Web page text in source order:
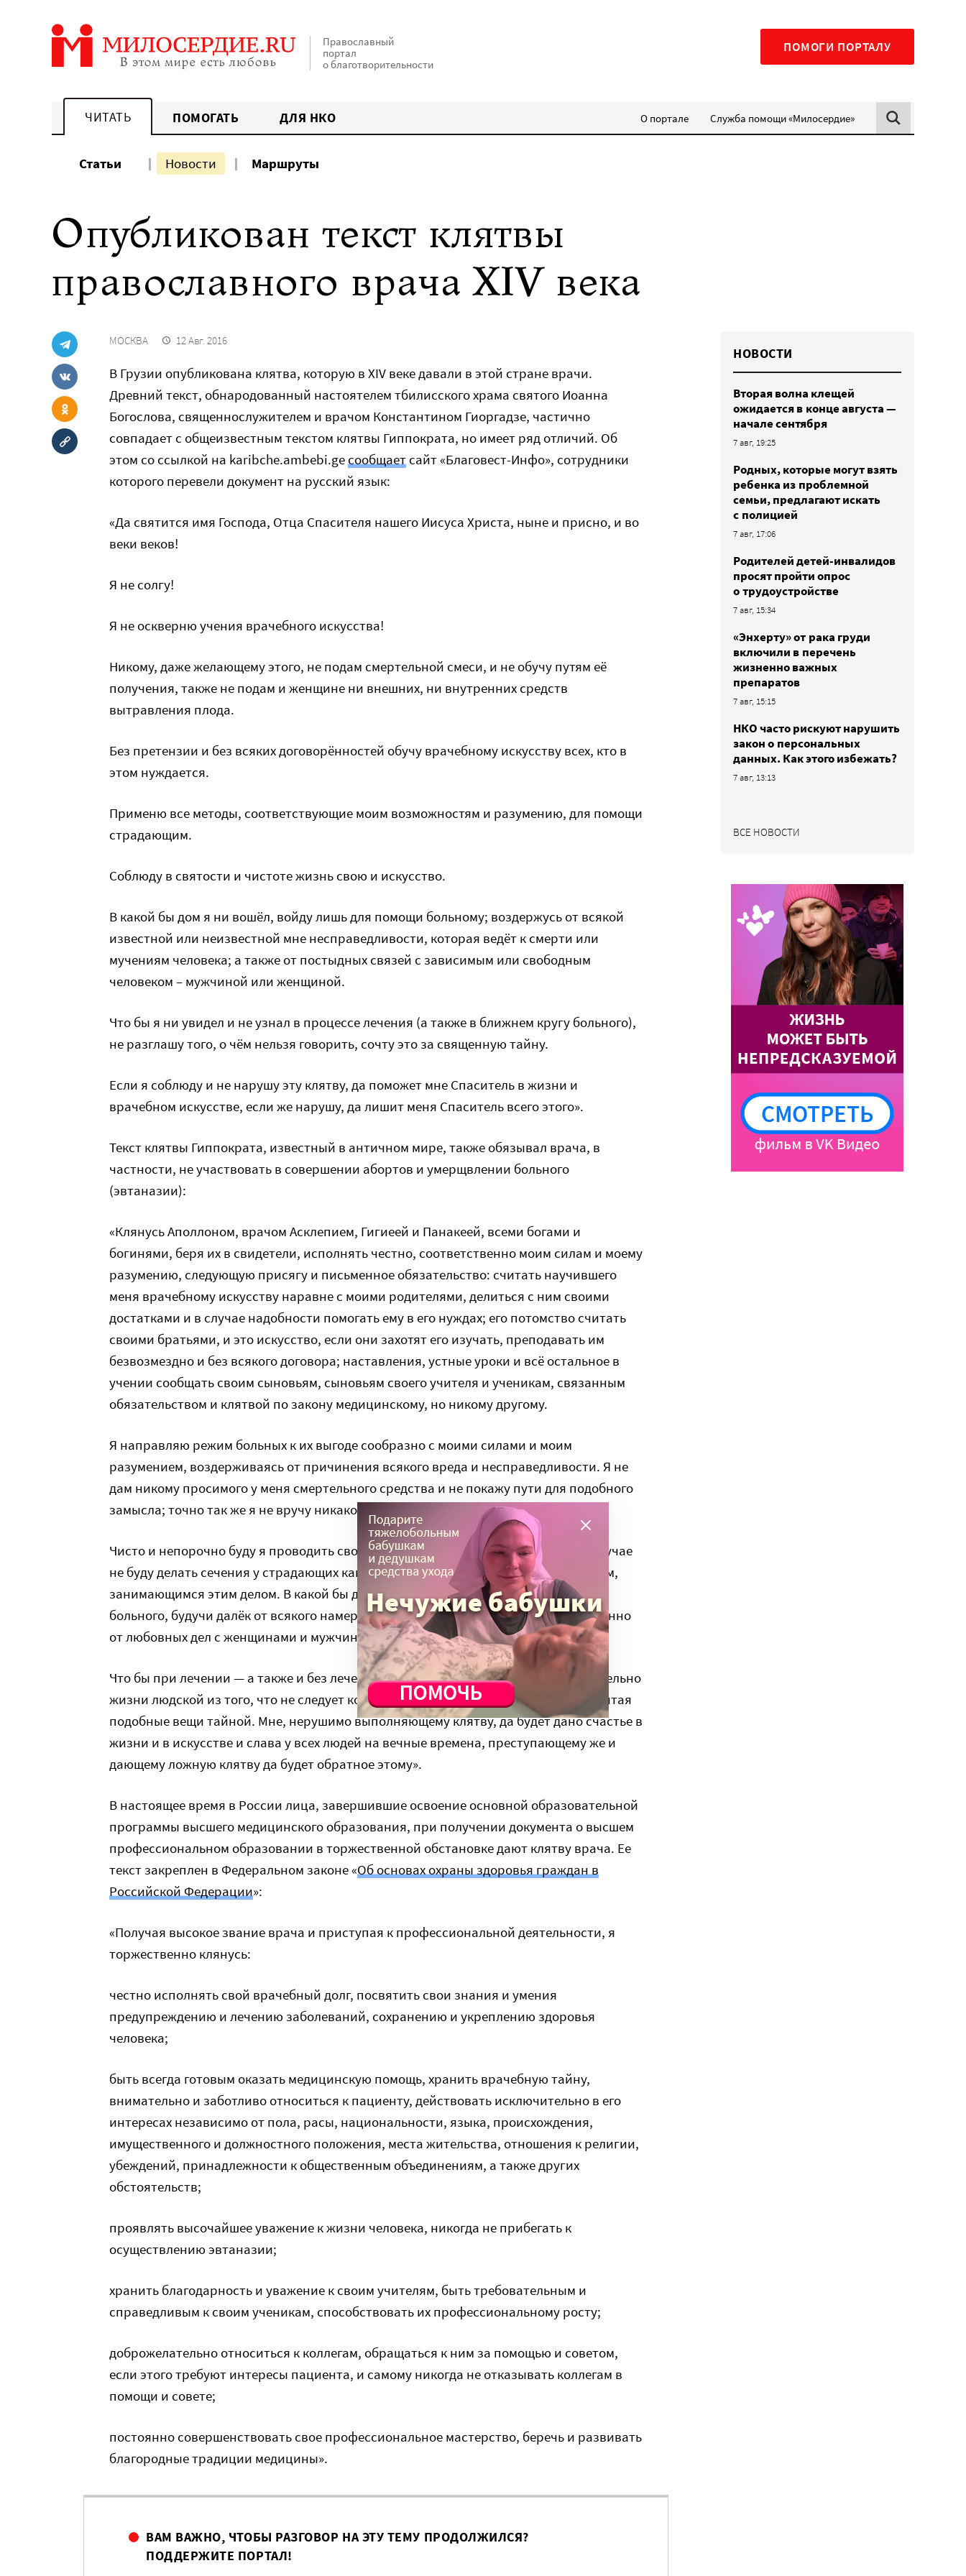
Православный
портал
о благотворительности
ПОМОГИ ПОРТАЛУ
ЧИТАТЬ ПОМОГАТЬ ДЛЯ НКО О портале Служба помощи «Милосердие»
Статьи Новости Маршруты
Опубликован текст клятвы
православного врача XIV века
МОСКВА 12 Авг. 2016
В Грузии опубликована клятва, которую в XIV веке давали в этой стране врачи.
Древний текст, обнародованный настоятелем тбилисского храма святого Иоанна
Богослова, священнослужителем и врачом Константином Гиоргадзе, частично
совпадает с общеизвестным текстом клятвы Гиппократа, но имеет ряд отличий. Об
этом со ссылкой на karibche.ambebi.geсообщаетсайт «Благовест-Инфо», сотрудники
которого перевели документ на русский язык:
«Да святится имя Господа, Отца Спасителя нашего Иисуса Христа, ныне и присно, и во
веки веков!
Я не солгу!
Я не оскверню учения врачебного искусства!
Никому, даже желающему этого, не подам смертельной смеси, и не обучу путям её
получения, также не подам и женщине ни внешних, ни внутренних средств
вытравления плода.
Без претензии и без всяких договорённостей обучу врачебному искусству всех, кто в
этом нуждается.
Применю все методы, соответствующие моим возможностям и разумению, для помощи
страдающим.
Соблюду в святости и чистоте жизнь свою и искусство.
В какой бы дом я ни вошёл, войду лишь для помощи больному; воздержусь от всякой
известной или неизвестной мне несправедливости, которая ведёт к смерти или
мучениям человека; а также от постыдных связей с зависимым или свободным
человеком – мужчиной или женщиной.
Что бы я ни увидел и не узнал в процессе лечения (а также в ближнем кругу больного),
не разглашу того, о чём нельзя говорить, сочту это за священную тайну.
Если я соблюду и не нарушу эту клятву, да поможет мне Спаситель в жизни и
врачебном искусстве, если же нарушу, да лишит меня Спаситель всего этого».
Текст клятвы Гиппократа, известный в античном мире, также обязывал врача, в
частности, не участвовать в совершении абортов и умерщвлении больного
(эвтаназии):
«Клянусь Аполлоном, врачом Асклепием, Гигиеей и Панакеей, всеми богами и
богинями, беря их в свидетели, исполнять честно, соответственно моим силам и моему
разумению, следующую присягу и письменное обязательство: считать научившего
меня врачебному искусству наравне с моими родителями, делиться с ним своими
достатками и в случае надобности помогать ему в его нуждах; его потомство считать
своими братьями, и это искусство, если они захотят его изучать, преподавать им
безвозмездно и без всякого договора; наставления, устные уроки и всё остальное в
учении сообщать своим сыновьям, сыновьям своего учителя и ученикам, связанным
обязательством и клятвой по закону медицинскому, но никому другому.
Я направляю режим больных к их выгоде сообразно с моими силами и моим
разумением, воздерживаясь от причинения всякого вреда и несправедливости. Я не
дам никому просимого у меня смертельного средства и не покажу пути для подобного
замысла; точно так же я не вручу никакой женщине абортивного пессария.
Чисто и непорочно буду я проводить свою жизнь и своё искусство. Я ни в коем случае
не буду делать сечения у страдающих каменной болезнью, предоставив это людям,
занимающимся этим делом. В какой бы дом я ни вошел, я войду туда для пользы
больного, будучи далёк от всякого намеренного, неправедного и пагубного, особенно
от любовных дел с женщинами и мужчинами, свободными и рабами.
Что бы при лечении — а также и без лечения — я ни увидел или ни услышал касательно
жизни людской из того, что не следует когда-либо разглашать, я умолчу о том, считая
подобные вещи тайной. Мне, нерушимо выполняющему клятву, да будет дано счастье в
жизни и в искусстве и слава у всех людей на вечные времена, преступающему же и
дающему ложную клятву да будет обратное этому».
В настоящее время в России лица, завершившие освоение основной образовательной
программы высшего медицинского образования, при получении документа о высшем
профессиональном образовании в торжественной обстановке дают клятву врача. Ее
текст закреплен в Федеральном законе «Об основах охраны здоровья граждан в
Российской Федерации»:
«Получая высокое звание врача и приступая к профессиональной деятельности, я
торжественно клянусь:
честно исполнять свой врачебный долг, посвятить свои знания и умения
предупреждению и лечению заболеваний, сохранению и укреплению здоровья
человека;
быть всегда готовым оказать медицинскую помощь, хранить врачебную тайну,
внимательно и заботливо относиться к пациенту, действовать исключительно в его
интересах независимо от пола, расы, национальности, языка, происхождения,
имущественного и должностного положения, места жительства, отношения к религии,
убеждений, принадлежности к общественным объединениям, а также других
обстоятельств;
проявлять высочайшее уважение к жизни человека, никогда не прибегать к
осуществлению эвтаназии;
хранить благодарность и уважение к своим учителям, быть требовательным и
справедливым к своим ученикам, способствовать их профессиональному росту;
доброжелательно относиться к коллегам, обращаться к ним за помощью и советом,
если этого требуют интересы пациента, и самому никогда не отказывать коллегам в
помощи и совете;
постоянно совершенствовать свое профессиональное мастерство, беречь и развивать
благородные традиции медицины».
ВАМ ВАЖНО, ЧТОБЫ РАЗГОВОР НА ЭТУ ТЕМУ ПРОДОЛЖИЛСЯ?
ПОДДЕРЖИТЕ ПОРТАЛ!
НОВОСТИ
Вторая волна клещей
ожидается в конце августа —
начале сентября
7 авг, 19:25
Родных, которые могут взять
ребенка из проблемной
семьи, предлагают искать
с полицией
7 авг, 17:06
Родителей детей-инвалидов
просят пройти опрос
о трудоустройстве
7 авг, 15:34
«Энхерту» от рака груди
включили в перечень
жизненно важных
препаратов
7 авг, 15:15
НКО часто рискуют нарушить
закон о персональных
данных. Как этого избежать?
7 авг, 13:13
ВСЕ НОВОСТИ